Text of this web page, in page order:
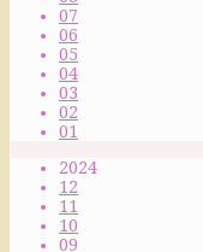
07
06
05
04
03
02
01
2024
12
11
10
09